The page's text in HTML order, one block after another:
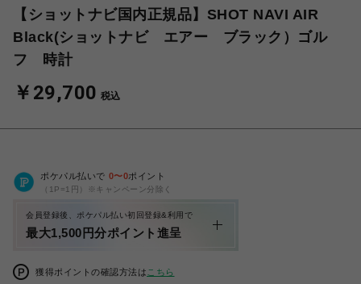
【ショットナビ国内正規品】SHOT NAVI AIR
Black(ショットナビ エアー ブラック）ゴル
フ 時計
￥29,700 税込
ポケパル払いで 0〜0ポイント
（1P=1円）※キャンペーン分除く
会員登録後、ポケパル払い初回登録&利用で
最大1,500円分ポイント進呈
獲得ポイントの確認方法は こちら